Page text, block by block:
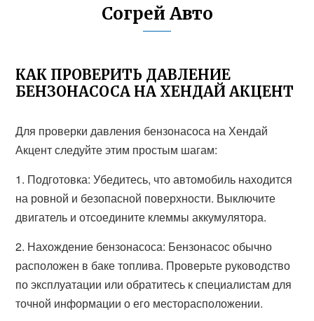
Согрей Авто
КАК ПРОВЕРИТЬ ДАВЛЕНИЕ
БЕНЗОНАСОСА НА ХЕНДАЙ АКЦЕНТ
Для проверки давления бензонасоса на Хендай
Акцент следуйте этим простым шагам:
1. Подготовка: Убедитесь, что автомобиль находится
на ровной и безопасной поверхности. Выключите
двигатель и отсоедините клеммы аккумулятора.
2. Нахождение бензонасоса: Бензонасос обычно
расположен в баке топлива. Проверьте руководство
по эксплуатации или обратитесь к специалистам для
точной информации о его месторасположении.